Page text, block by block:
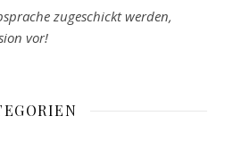
zugeschickt werden,
vor!